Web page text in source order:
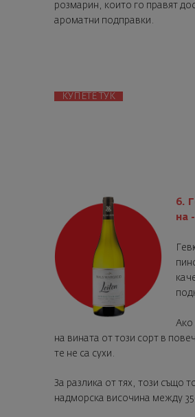
розмарин, които го правят
ароматни подправки.
КУПЕТЕ ТУК
6.
на
Ако
на вината от този сорт в
те не са сухи.
За разлика от тях, този също
надморска височина между